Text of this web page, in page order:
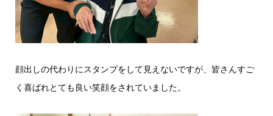
顔出しの代わりにスタンプをして見えないですが、皆さんすご
く喜ばれとても良い笑顔をされていました。